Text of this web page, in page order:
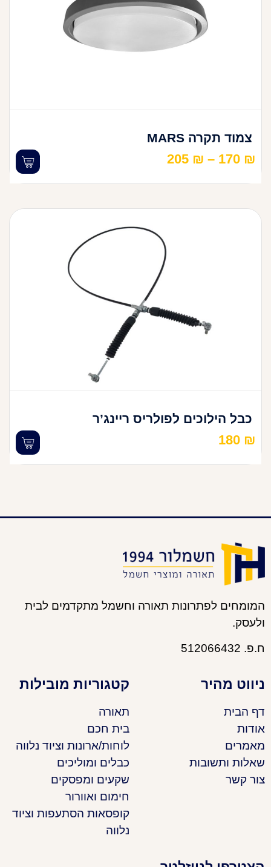
צמוד תקרה MARS
170 ₪
–
205 ₪
כבל הילוכים לפולריס ריינג’ר
180 ₪
המומחים לפתרונות תאורה וחשמל מתקדמים לבית
ולעסק.
ח.פ. 512066432
ניווט מהיר
דף הבית
אודות
מאמרים
שאלות ותשובות
צור קשר
קטגוריות מובילות
תאורה
בית חכם
לוחות/ארונות וציוד נלווה
כבלים ומוליכים
שקעים ומפסקים
חימום ואוורור
קופסאות הסתעפות וציוד
נלווה